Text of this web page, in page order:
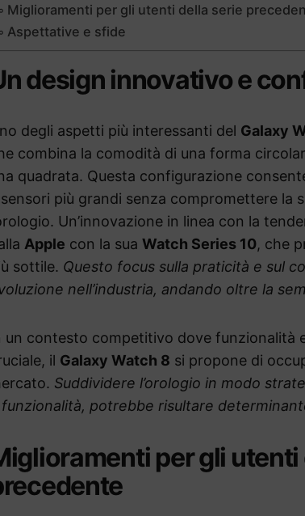
Miglioramenti per gli utenti della serie
Aspettative e sfide
design innovativo e
degli aspetti più interessanti del Galaxy
combina la comodità di una forma
quadrata. Questa configurazione
più grandi senza compromettere la
Un’innovazione in linea con la
Apple con la sua Watch Series 10, che
sottile. Questo focus sulla praticità e sul
nell’industria, andando oltre la
un contesto competitivo dove funzionalità
il Galaxy Watch 8 si propone di
Suddividere l’orologio in modo
potrebbe risultare
per gli utenti